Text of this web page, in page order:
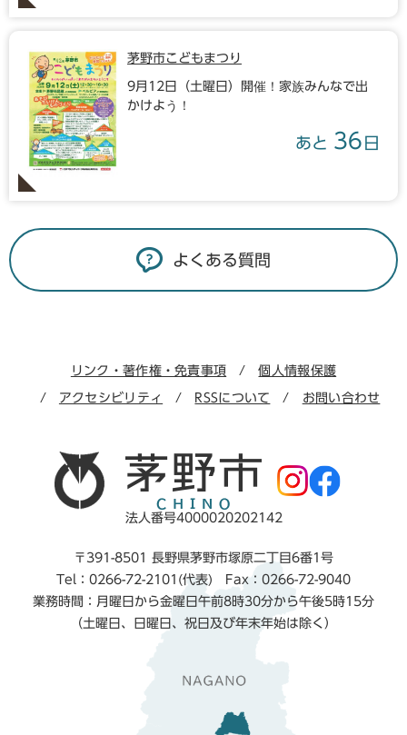
茅野市こどもまつり
9月12日（土曜日）開催！家族みんなで出
かけよう！
あと 36 日
よくある質問
リンク・著作権・免責事項 個人情報保護
アクセシビリティ RSSについて お問い合わせ
法人番号4000020202142
〒391-8501 長野県茅野市塚原二丁目6番1号
Tel：0266-72-2101(代表) Fax：0266-72-9040
業務時間：月曜日から金曜日午前8時30分から午後5時15分
（土曜日、日曜日、祝日及び年末年始は除く）